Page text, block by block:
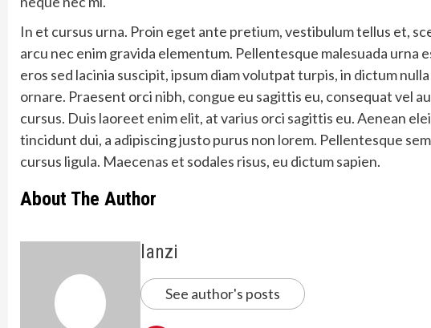
In et cursus urna. Proin eget ante pretium, vestibulum tellus et,
arcu nec enim gravida elementum. Pellentesque malesuada urna
eros sed lacinia suscipit, ipsum diam volutpat turpis, in dictum
ornare. Praesent orci nibh, congue eu sagittis eu, consequat vel
cursus. Duis laoreet enim elit, at varius orci sagittis eu. Aenean
tincidunt dui, a adipiscing justo purus non lorem. Pellentesque
cursus ligula. Maecenas et sodales risus, eu dictum sapien.
About The Author
lanzi
See author's posts